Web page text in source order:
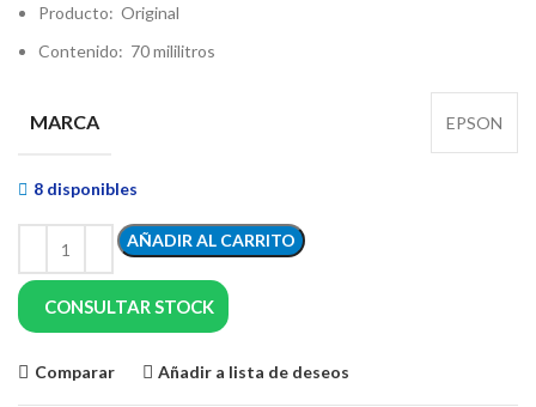
Producto: Original
Contenido: 70 mililitros
MARCA EPSON
8 disponibles
AÑADIR AL CARRITO
CONSULTAR STOCK
Comparar Añadir a lista de deseos